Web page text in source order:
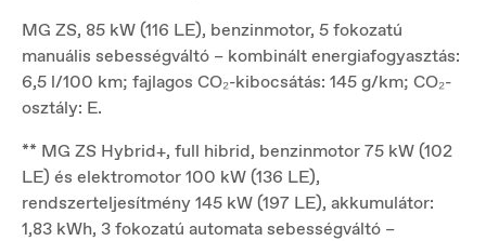
MG ZS, 85 kW (116 LE), benzinmotor, 5 fokozatú
manuális sebességváltó – kombinált energiafogyasztás:
6,5 l/100 km; fajlagos CO₂-kibocsátás: 145 g/km; CO₂-
osztály: E.
** MG ZS Hybrid+, full hibrid, benzinmotor 75 kW (102
LE) és elektromotor 100 kW (136 LE),
rendszerteljesítmény 145 kW (197 LE), akkumulátor:
1,83 kWh, 3 fokozatú automata sebességváltó –